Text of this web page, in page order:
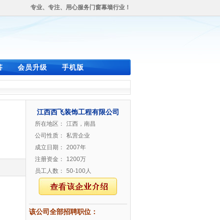
专业、专注、用心服务门窗幕墙行业！
会员升级 手机版
江西西飞装饰工程有限公司
所在地区：
江西，南昌
公司性质：
私营企业
成立日期：
2007年
注册资金：
1200万
员工人数：
50-100人
该公司全部招聘职位：